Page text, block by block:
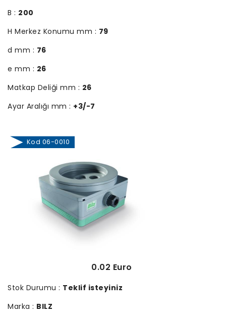
B : 200
H Merkez Konumu mm : 79
d mm : 76
e mm : 26
Matkap Deliği mm : 26
Ayar Aralığı mm : +3/-7
Kod 06-0010
0.02 Euro
Stok Durumu : Teklif isteyiniz
Marka : BILZ